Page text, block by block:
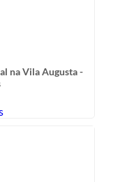
na Vila Augusta -